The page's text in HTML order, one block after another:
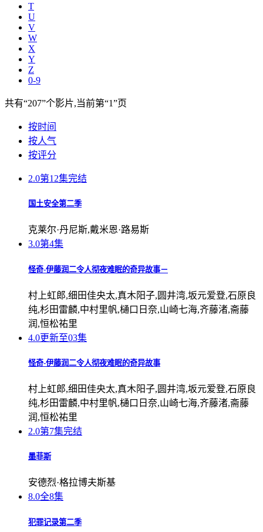
T
U
V
W
X
Y
Z
0-9
共有“207”个影片,当前第“1”页
按时间
按人气
按评分
2.0第12集完结
国土安全第二季
克莱尔·丹尼斯,戴米恩·路易斯
3.0第4集
怪奇-伊藤润二令人彻夜难眠的奇异故事－
村上虹郎,细田佳央太,真木阳子,圆井湾,坂元爱登,石原良
纯,杉田雷麟,中村里帆,樋口日奈,山崎七海,齐藤渚,斋藤
润,恒松祐里
4.0更新至03集
怪奇-伊藤润二令人彻夜难眠的奇异故事
村上虹郎,细田佳央太,真木阳子,圆井湾,坂元爱登,石原良
纯,杉田雷麟,中村里帆,樋口日奈,山崎七海,齐藤渚,斋藤
润,恒松祐里
2.0第7集完结
墨菲斯
安德烈·格拉博夫斯基
8.0全8集
犯罪记录第二季